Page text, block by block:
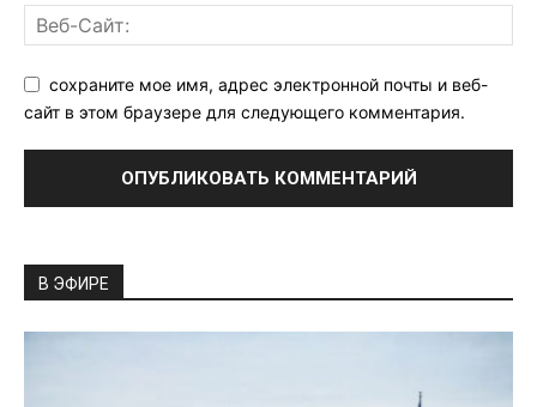
сохраните мое имя, адрес электронной почты и веб-
сайт в этом браузере для следующего комментария.
В ЭФИРЕ